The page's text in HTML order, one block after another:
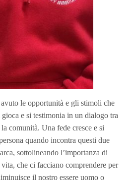
le opportunità e gli stimoli che
e si testimonia in un dialogo tra
comunità. Una fede cresce e si
quando incontra questi due
sottolineando l’importanza di
che ci facciano comprendere per
il nostro essere uomo o